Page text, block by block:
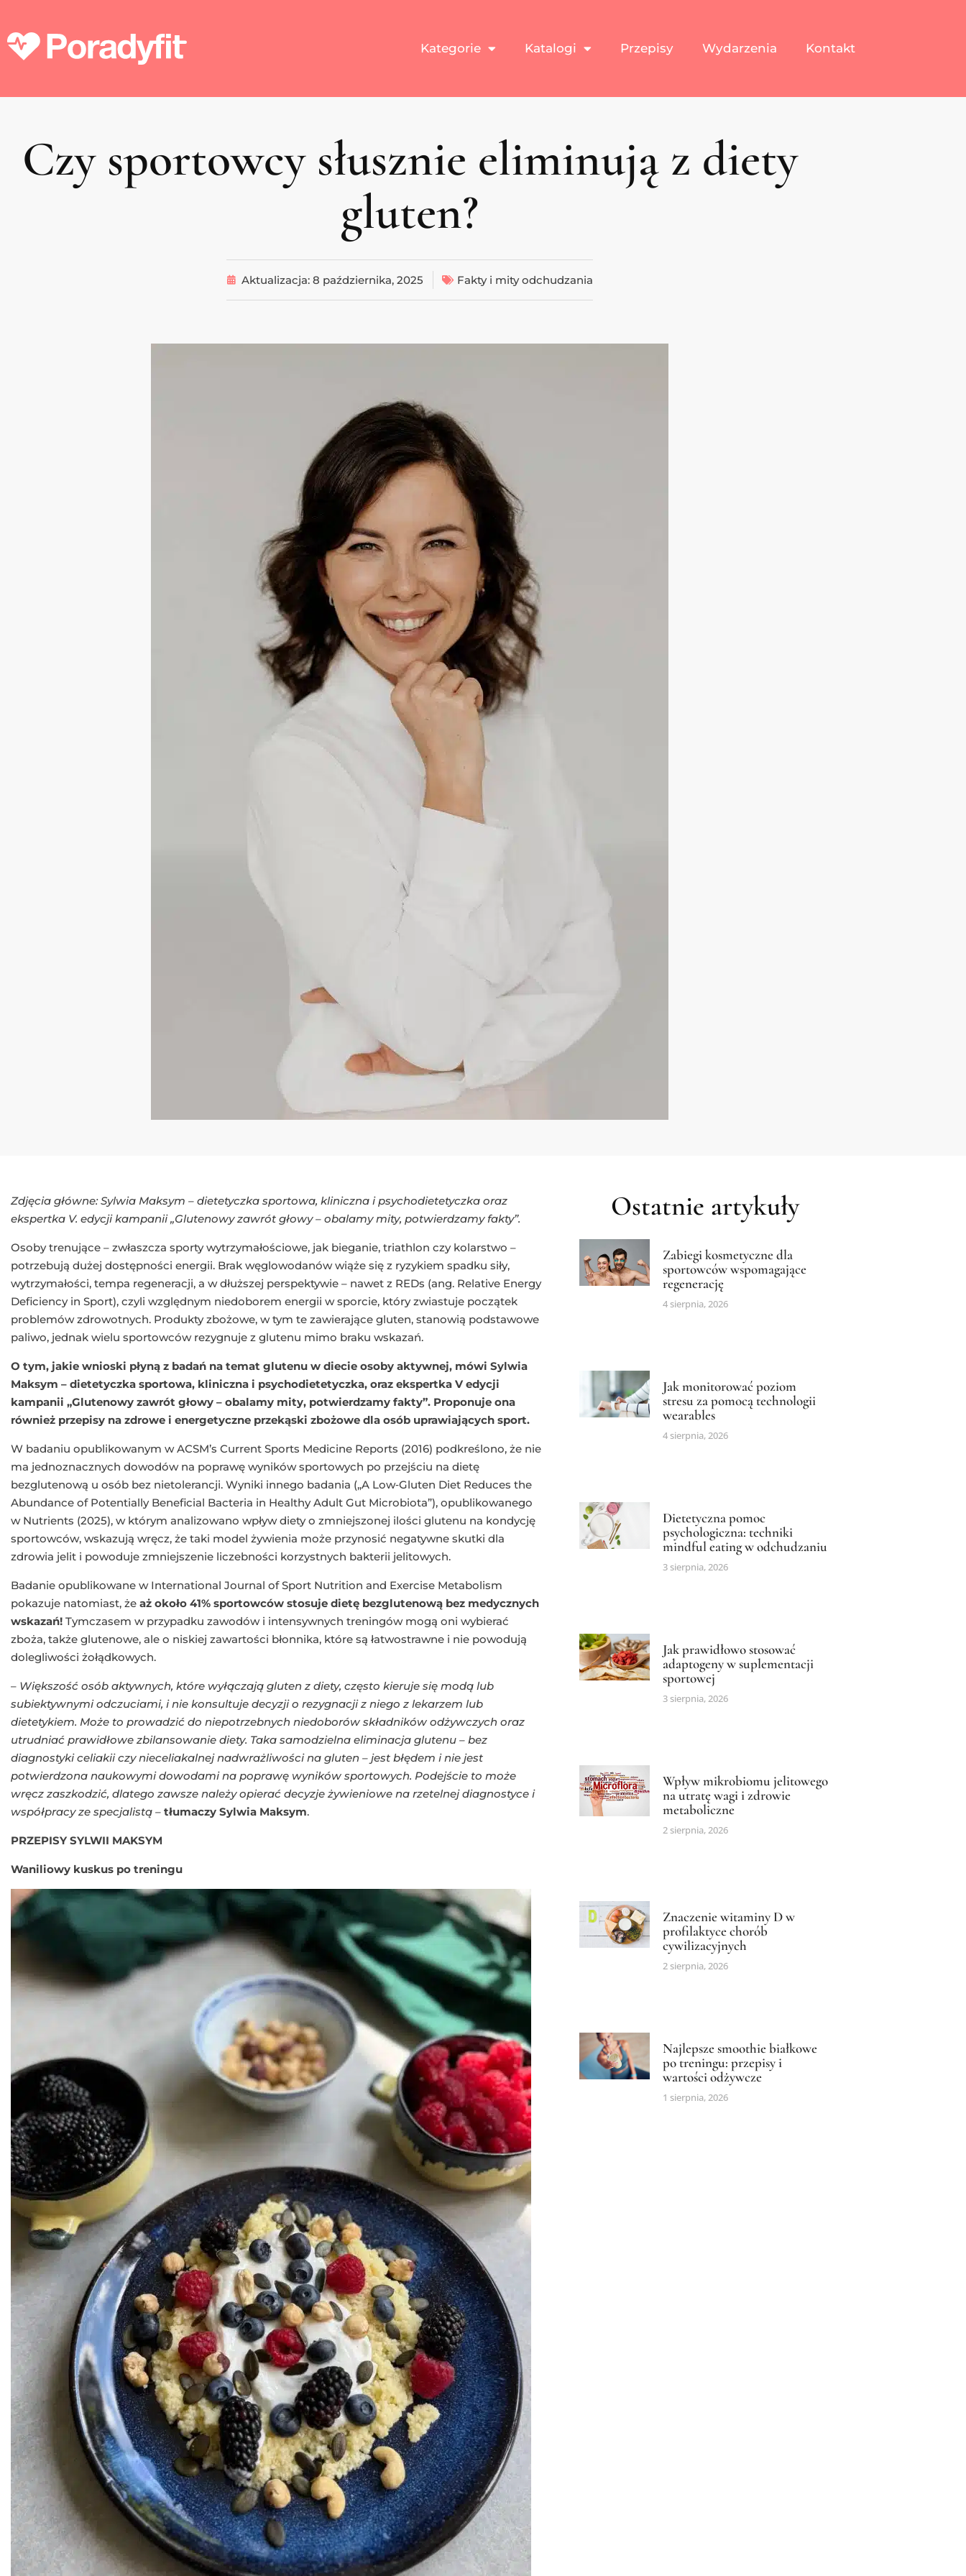
Kategorie Katalogi Przepisy Wydarzenia Kontakt
Czy sportowcy słusznie eliminują z diety
gluten?
Aktualizacja: 8 października, 2025 Fakty i mity odchudzania
Zdjęcia główne: Sylwia Maksym – dietetyczka sportowa, kliniczna i psychodietetyczka oraz
ekspertka V. edycji kampanii „Glutenowy zawrót głowy – obalamy mity, potwierdzamy fakty”.
Osoby trenujące – zwłaszcza sporty wytrzymałościowe, jak bieganie, triathlon czy kolarstwo –
potrzebują dużej dostępności energii. Brak węglowodanów wiąże się z ryzykiem spadku siły,
wytrzymałości, tempa regeneracji, a w dłuższej perspektywie – nawet z REDs (ang. Relative Energy
Deficiency in Sport), czyli względnym niedoborem energii w sporcie, który zwiastuje początek
problemów zdrowotnych. Produkty zbożowe, w tym te zawierające gluten, stanowią podstawowe
paliwo, jednak wielu sportowców rezygnuje z glutenu mimo braku wskazań.
O tym, jakie wnioski płyną z badań na temat glutenu w diecie osoby aktywnej, mówi Sylwia
Maksym – dietetyczka sportowa, kliniczna i psychodietetyczka, oraz ekspertka V edycji
kampanii „Glutenowy zawrót głowy – obalamy mity, potwierdzamy fakty”. Proponuje ona
również przepisy na zdrowe i energetyczne przekąski zbożowe dla osób uprawiających sport.
W badaniu opublikowanym w ACSM’s Current Sports Medicine Reports (2016) podkreślono, że nie
ma jednoznacznych dowodów na poprawę wyników sportowych po przejściu na dietę
bezglutenową u osób bez nietolerancji. Wyniki innego badania („A Low‑Gluten Diet Reduces the
Abundance of Potentially Beneficial Bacteria in Healthy Adult Gut Microbiota”), opublikowanego
w Nutrients (2025), w którym analizowano wpływ diety o zmniejszonej ilości glutenu na kondycję
sportowców, wskazują wręcz, że taki model żywienia może przynosić negatywne skutki dla
zdrowia jelit i powoduje zmniejszenie liczebności korzystnych bakterii jelitowych.
Badanie opublikowane w International Journal of Sport Nutrition and Exercise Metabolism
pokazuje natomiast, że aż około 41% sportowców stosuje dietę bezglutenową bez medycznych
wskazań! Tymczasem w przypadku zawodów i intensywnych treningów mogą oni wybierać
zboża, także glutenowe, ale o niskiej zawartości błonnika, które są łatwostrawne i nie powodują
dolegliwości żołądkowych.
– Większość osób aktywnych, które wyłączają gluten z diety, często kieruje się modą lub
subiektywnymi odczuciami, i nie konsultuje decyzji o rezygnacji z niego z lekarzem lub
dietetykiem. Może to prowadzić do niepotrzebnych niedoborów składników odżywczych oraz
utrudniać prawidłowe zbilansowanie diety. Taka samodzielna eliminacja glutenu – bez
diagnostyki celiakii czy nieceliakalnej nadwrażliwości na gluten – jest błędem i nie jest
potwierdzona naukowymi dowodami na poprawę wyników sportowych. Podejście to może
wręcz zaszkodzić, dlatego zawsze należy opierać decyzje żywieniowe na rzetelnej diagnostyce i
współpracy ze specjalistą – tłumaczy Sylwia Maksym.
PRZEPISY SYLWII MAKSYM
Waniliowy kuskus po treningu
Ostatnie artykuły
Zabiegi kosmetyczne dla
sportowców wspomagające
regenerację
4 sierpnia, 2026
Jak monitorować poziom
stresu za pomocą technologii
wearables
4 sierpnia, 2026
Dietetyczna pomoc
psychologiczna: techniki
mindful eating w odchudzaniu
3 sierpnia, 2026
Jak prawidłowo stosować
adaptogeny w suplementacji
sportowej
3 sierpnia, 2026
Wpływ mikrobiomu jelitowego
na utratę wagi i zdrowie
metaboliczne
2 sierpnia, 2026
Znaczenie witaminy D w
profilaktyce chorób
cywilizacyjnych
2 sierpnia, 2026
Najlepsze smoothie białkowe
po treningu: przepisy i
wartości odżywcze
1 sierpnia, 2026